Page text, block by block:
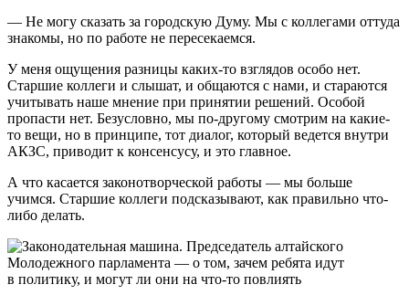
— Не могу сказать за городскую Думу. Мы с коллегами оттуда
знакомы, но по работе не пересекаемся.
У меня ощущения разницы каких-то взглядов особо нет.
Старшие коллеги и слышат, и общаются с нами, и стараются
учитывать наше мнение при принятии решений. Особой
пропасти нет. Безусловно, мы по-другому смотрим на какие-
то вещи, но в принципе, тот диалог, который ведется внутри
АКЗС, приводит к консенсусу, и это главное.
А что касается законотворческой работы — мы больше
учимся. Старшие коллеги подсказывают, как правильно что-
либо делать.